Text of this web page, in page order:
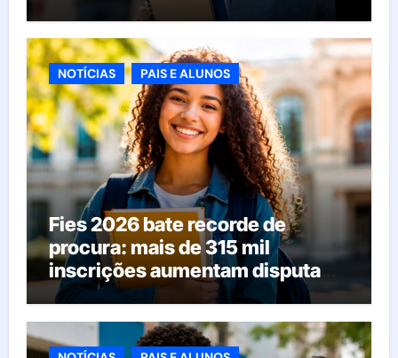
NOTÍCIAS PAIS E ALUNOS
Fies 2026 bate recorde de
procura: mais de 315 mil
inscrições aumentam disputa
pelas vagas; veja o que acontece
agora